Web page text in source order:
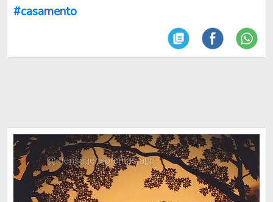
#casamento